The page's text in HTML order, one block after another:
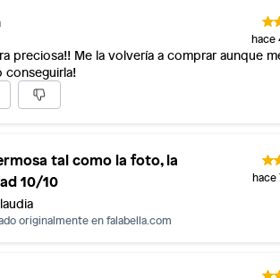
hace
preciosa!! Me la volvería a comprar aunque
conseguirla!
tal como la foto, la
10/10
hace
originalmente enfalabella.com